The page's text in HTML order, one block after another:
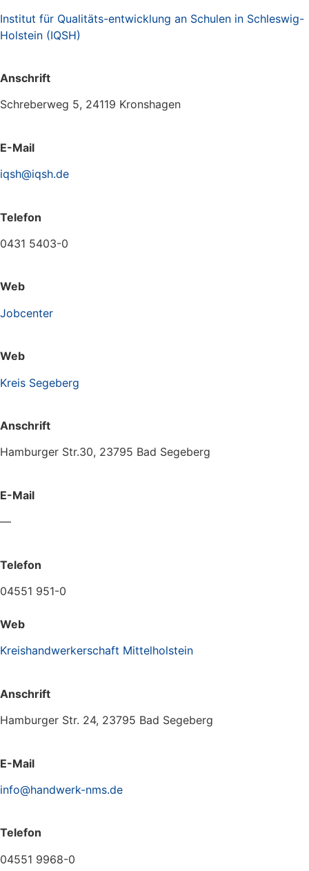
Institut für Qualitäts-entwicklung an Schulen in Schleswig-
Holstein (IQSH)
Anschrift
Schreberweg 5, 24119 Kronshagen
E-Mail
iqsh@iqsh.de
Telefon
0431 5403-0
Web
Jobcenter
Web
Kreis Segeberg
Anschrift
Hamburger Str.30, 23795 Bad Segeberg
E-Mail
—
Telefon
04551 951-0
Web
Kreishandwerkerschaft Mittelholstein
Anschrift
Hamburger Str. 24, 23795 Bad Segeberg
E-Mail
info@handwerk-nms.de
Telefon
04551 9968-0